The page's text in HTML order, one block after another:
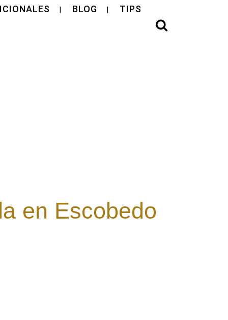
BLOG TIPS
en Escobedo